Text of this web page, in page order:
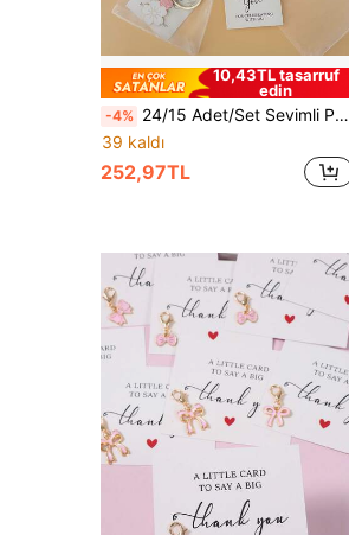
10,43TL tasarruf
edin
-4% 24/15 Adet/Set Sevimli Pembe Fiyonklu Çiçek Anahtarlık Seti - Anahtarlık + Hediye Çantası + Teşekkür Kartı Dahildir. Kadın Çanta Süsü Anahtarlık Kolye Ucu, Araba Anahtarı Aksesuarı, Hediye Olarak Uygundur. Düğünler, Mezuniyetler, Doğum Günleri ve Diğer Özel Günler İçin Mükemmel, Çantalar, Bayram Hediyeleri, Tatil Dağıtımı, Ev Dekorasyonu, Hediyeler, Oyunlar, Sevimli Süsler ve Kız Arkadaşlara Hediyeler İçin Uygundur.
39 kaldı
252,97TL